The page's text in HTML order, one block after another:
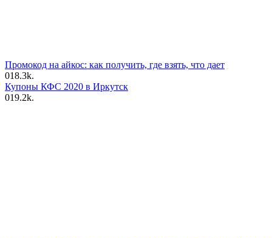
Промокод на айкос: как получить, где взять, что дает
018.3k.
Купоны КФС 2020 в Иркутск
019.2k.